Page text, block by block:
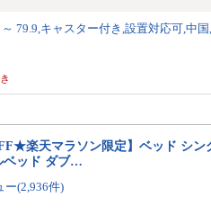
79.9,キャスター付き,設置対応可,中国
楽天マラソン限定】ベッド シ
ベッド ダブ…
ー(2,936件)